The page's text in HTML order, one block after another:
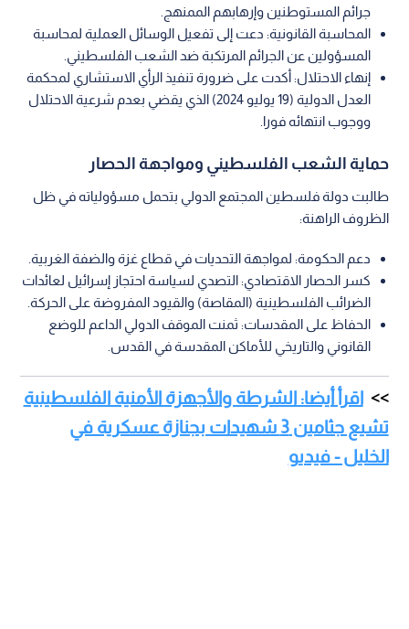
جرائم المستوطنين وإرهابهم الممنهج.
المحاسبة القانونية: دعت إلى تفعيل الوسائل العملية لمحاسبة
المسؤولين عن الجرائم المرتكبة ضد الشعب الفلسطيني.
إنهاء الاحتلال: أكدت على ضرورة تنفيذ الرأي الاستشاري لمحكمة
العدل الدولية (19 يوليو 2024) الذي يقضي بعدم شرعية الاحتلال
ووجوب انتهائه فورا.
حماية الشعب الفلسطيني ومواجهة الحصار
طالبت دولة فلسطين المجتمع الدولي بتحمل مسؤولياته في ظل
الظروف الراهنة:
دعم الحكومة: لمواجهة التحديات في قطاع غزة والضفة الغربية.
كسر الحصار الاقتصادي: التصدي لسياسة احتجاز إسرائيل لعائدات
الضرائب الفلسطينية (المقاصة) والقيود المفروضة على الحركة.
الحفاظ على المقدسات: ثمنت الموقف الدولي الداعم للوضع
القانوني والتاريخي للأماكن المقدسة في القدس.
اقرأ أيضا: الشرطة والأجهزة الأمنية الفلسطينية
تشيع جثامين 3 شهيدات بجنازة عسكرية في
الخليل - فيديو